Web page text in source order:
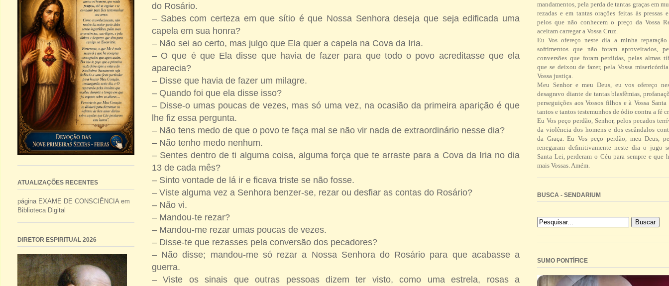
do Rosário.
– Sabes com certeza em que sítio é que Nossa Senhora deseja que seja edificada uma
capela em sua honra?
– Não sei ao certo, mas julgo que Ela quer a capela na Cova da Iria.
– O que é que Ela disse que havia de fazer para que todo o povo acreditasse que ela
aparecia?
– Disse que havia de fazer um milagre.
– Quando foi que ela disse isso?
– Disse-o umas poucas de vezes, mas só uma vez, na ocasião da primeira aparição é que
lhe fiz essa pergunta.
– Não tens medo de que o povo te faça mal se não vir nada de extraordinário nesse dia?
– Não tenho medo nenhum.
– Sentes dentro de ti alguma coisa, alguma força que te arraste para a Cova da Iria no dia
13 de cada mês?
– Sinto vontade de lá ir e ficava triste se não fosse.
– Viste alguma vez a Senhora benzer-se, rezar ou desfiar as contas do Rosário?
– Não vi.
– Mandou-te rezar?
– Mandou-me rezar umas poucas de vezes.
– Disse-te que rezasses pela conversão dos pecadores?
– Não disse; mandou-me só rezar a Nossa Senhora do Rosário para que acabasse a
guerra.
– Viste os sinais que outras pessoas dizem ter visto, como uma estrela, rosas a
ATUALIZAÇÕES RECENTES
página EXAME DE CONSCIÊNCIA em
Biblioteca Digital
DIRETOR ESPIRITUAL 2026
mandamentos, pela perda de tantas graças em
rezadas e em tantas orações feitas às pressas
pelos que não conhecem o preço da Vossa
aceitam carregar a Vossa Cruz.
Eu Vos ofereço neste dia a minha
sofrimentos que não foram aproveitados,
conversões que foram perdidas, pelas almas
que se deixou de fazer, pela Vossa
Vossa justiça.
Meu Senhor e meu Deus, eu vos ofereço
desagravo diante de tantas blasfêmias,
perseguições aos Vossos filhos e à Vossa
tantos e tantos testemunhos de ódio contra a fé
Eu Vos peço perdão, Senhor, pelos pecados
da violência dos homens e dos escândalos
da Graça. Eu Vos peço perdão, meu Deus,
renegaram definitivamente neste dia o jugo
Santa Lei, perderam o Céu para sempre e que
mais Vossas. Amém.
BUSCA - SENDARIUM
SUMO PONTÍFICE